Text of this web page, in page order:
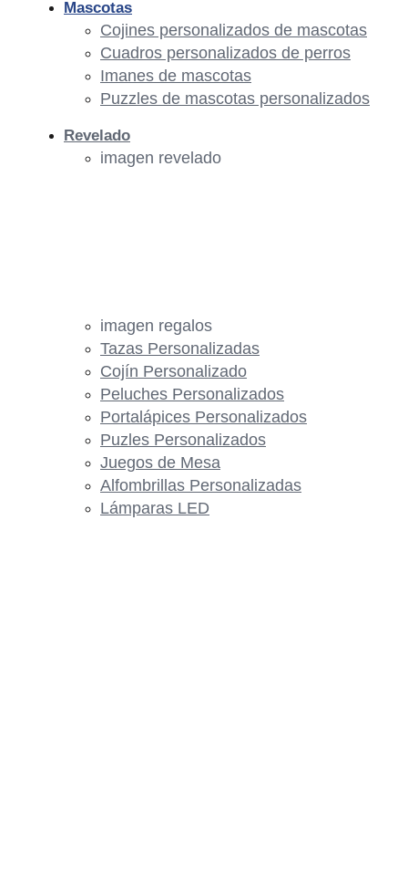
imagen regalos
Tazas Personalizadas
Cojín Personalizado
Peluches Personalizados
Portalápices Personalizados
Puzles Personalizados
Juegos de Mesa
Alfombrillas Personalizadas
Lámparas LED
Mascotas
Cojines personalizados de mascotas
Cuadros personalizados de perros
Imanes de mascotas
Puzzles de mascotas personalizados
Revelado
imagen revelado